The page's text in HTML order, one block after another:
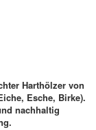
Harthölzer von
Esche, Birke).
nachhaltig